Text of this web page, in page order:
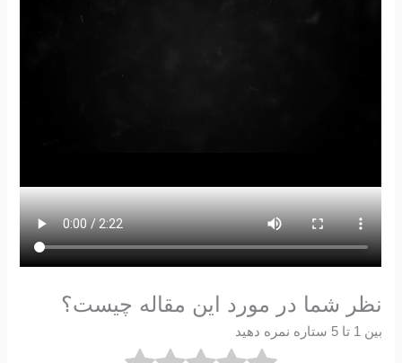
نظر شما در مورد این مقاله چیست؟
بین 1 تا 5 ستاره نمره دهید